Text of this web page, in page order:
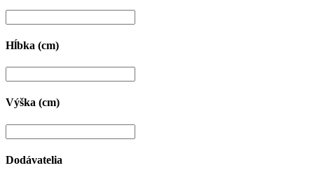
Hĺbka (cm)
Výška (cm)
Dodávatelia